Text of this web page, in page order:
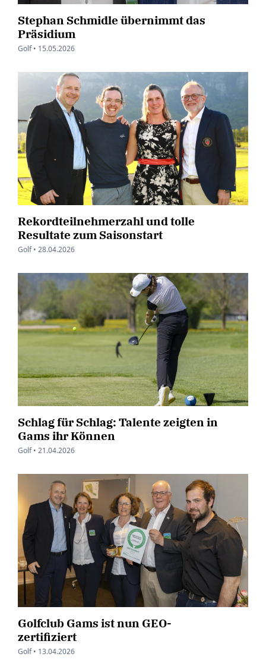
Stephan Schmidle übernimmt das
Präsidium
Golf • 15.05.2026
Rekordteilnehmerzahl und tolle
Resultate zum Saisonstart
Golf • 28.04.2026
Schlag für Schlag: Talente zeigten in
Gams ihr Können
Golf • 21.04.2026
Golfclub Gams ist nun GEO-
zertifiziert
Golf • 13.04.2026